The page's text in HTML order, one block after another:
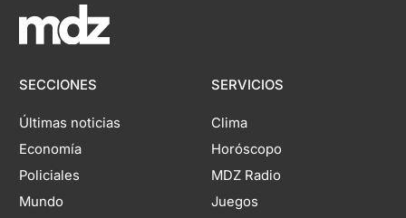
SECCIONES
Últimas noticias
Economía
Policiales
Mundo
SERVICIOS
Clima
Horóscopo
MDZ Radio
Juegos